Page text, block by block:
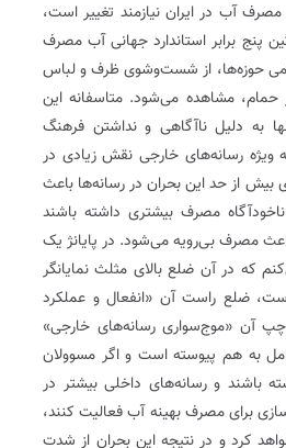
مصرف آب در ایران نیازمند تغییر است،
پنج برابر استاندارد جهانی آب مصرف
حوزه‌ها، از شست‌وشوی ظرف و لباس
حمام، مشاهده می‌شود. متاسفانه این
به دلیل ناآگاهی و نداشتن فرهنگ
رسانه‌های خارجی نقش زیادی در
بیش از حد این بحران در رسانه‌ها باعث
مصرف بیشتری داشته باشند
مصرف بی‌رویه می‌شود. در پایانژ یک
که در آن ضلع بالای مثلث نمایانگر
ضلع راست آن «انفعال و عملکرد
آن «موج‌سواری رسانه‌های خارجی»
به هم پیوسته است و اگر مسوولان
باشند و رسانه‌های داخلی بیشتر در
برای مصرف بهینه آب فعالیت کنند،
کرد و در نتیجه این بحران از شدت